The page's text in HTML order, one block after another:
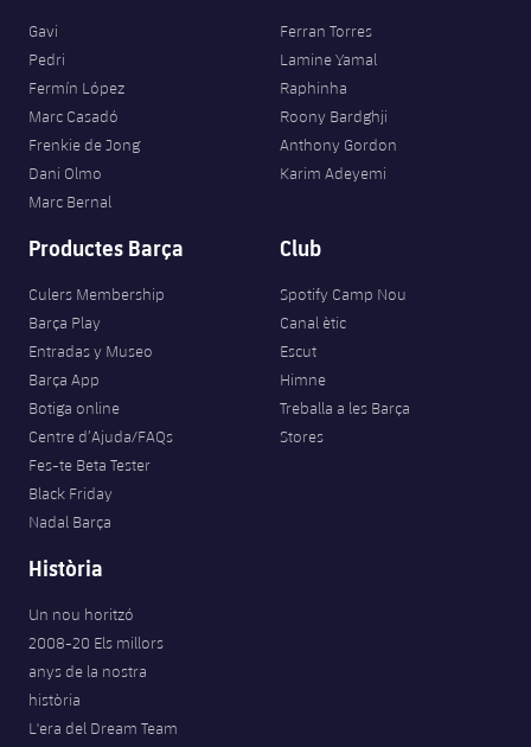
Gavi
Pedri
Fermín López
Marc Casadó
Frenkie de Jong
Dani Olmo
Marc Bernal
Ferran Torres
Lamine Yamal
Raphinha
Roony Bardghji
Anthony Gordon
Karim Adeyemi
Productes Barça
Culers Membership
Barça Play
Entradas y Museo
Barça App
Botiga online
Centre d’Ajuda/FAQs
Fes-te Beta Tester
Black Friday
Nadal Barça
Club
Spotify Camp Nou
Canal ètic
Escut
Himne
Treballa a les Barça
Stores
Història
Un nou horitzó
2008-20 Els millors
anys de la nostra
història
L'era del Dream Team